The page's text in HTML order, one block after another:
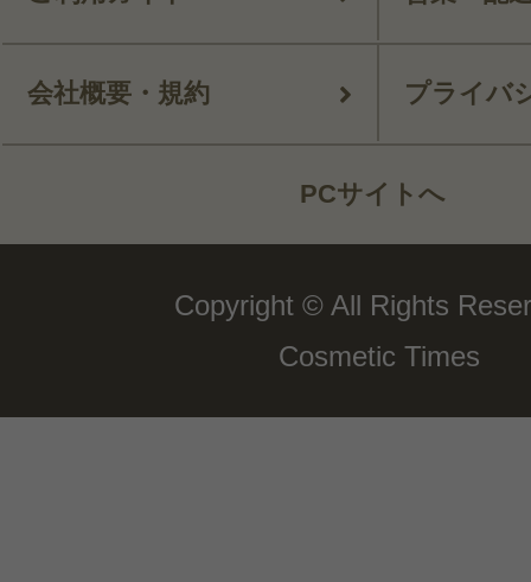
会社概要・規約 プライバ
PCサイトへ
Copyright © All Rights
Cosmetic Times